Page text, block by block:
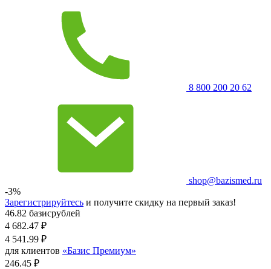
8 800 200 20 62
shop@bazismed.ru
-3%
Зарегистрируйтесь и получите скидку на первый заказ!
46.82 базисрублей
4 682.47 ₽
4 541.99 ₽
для клиентов «Базис Премиум»
246.45 ₽